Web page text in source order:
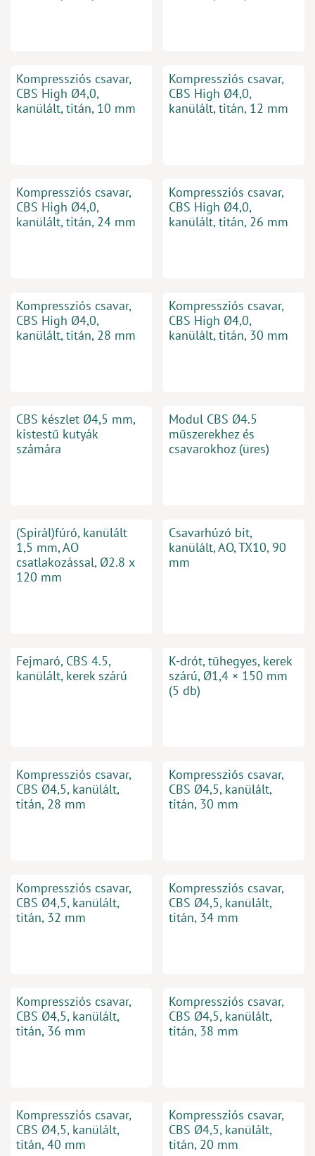
Kompressziós csavar,
CBS High Ø4,0,
kanülált, titán, 10 mm
Kompressziós csavar,
CBS High Ø4,0,
kanülált, titán, 12 mm
Kompressziós csavar,
CBS High Ø4,0,
kanülált, titán, 24 mm
Kompressziós csavar,
CBS High Ø4,0,
kanülált, titán, 26 mm
Kompressziós csavar,
CBS High Ø4,0,
kanülált, titán, 28 mm
Kompressziós csavar,
CBS High Ø4,0,
kanülált, titán, 30 mm
CBS készlet Ø4,5 mm,
kistestű kutyák
számára
Modul CBS Ø4.5
műszerekhez és
csavarokhoz (üres)
(Spirál)fúró, kanülált
1,5 mm, AO
csatlakozással, Ø2.8 x
120 mm
Csavarhúzó bit,
kanülált, AO, TX10, 90
mm
Fejmaró, CBS 4.5,
kanülált, kerek szárú
K-drót, tűhegyes, kerek
szárú, Ø1,4 × 150 mm
(5 db)
Kompressziós csavar,
CBS Ø4,5, kanülált,
titán, 28 mm
Kompressziós csavar,
CBS Ø4,5, kanülált,
titán, 30 mm
Kompressziós csavar,
CBS Ø4,5, kanülált,
titán, 32 mm
Kompressziós csavar,
CBS Ø4,5, kanülált,
titán, 34 mm
Kompressziós csavar,
CBS Ø4,5, kanülált,
titán, 36 mm
Kompressziós csavar,
CBS Ø4,5, kanülált,
titán, 38 mm
Kompressziós csavar,
CBS Ø4,5, kanülált,
titán, 40 mm
Kompressziós csavar,
CBS Ø4,5, kanülált,
titán, 20 mm